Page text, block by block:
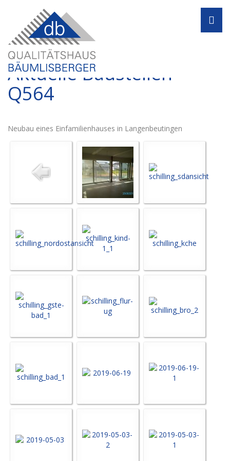
Aktuelle Baustellen -
Q564
Neubau eines Einfamilienhauses in Langenbeutingen